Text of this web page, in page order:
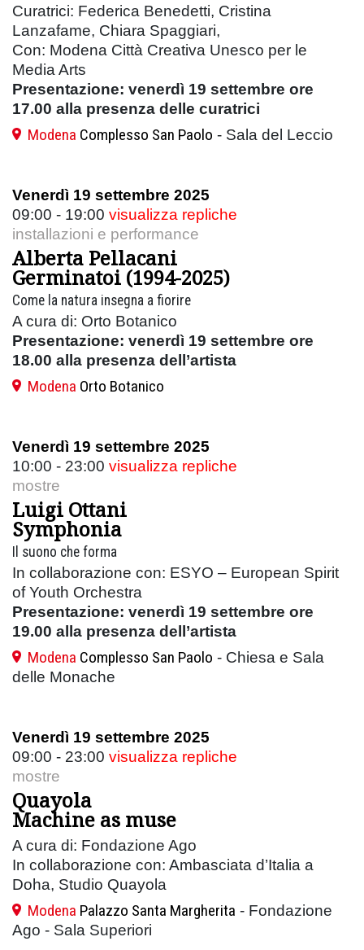
Curatrici: Federica Benedetti, Cristina
Lanzafame, Chiara Spaggiari,
Con: Modena Città Creativa Unesco per le
Media Arts
Presentazione: venerdì 19 settembre ore
17.00 alla presenza delle curatrici
Modena Complesso San Paolo - Sala del Leccio
Venerdì 19 settembre 2025
09:00 - 19:00 visualizza repliche
installazioni e performance
Alberta Pellacani
Germinatoi (1994-2025)
Come la natura insegna a fiorire
A cura di: Orto Botanico
Presentazione: venerdì 19 settembre ore
18.00 alla presenza dell’artista
Modena Orto Botanico
Venerdì 19 settembre 2025
10:00 - 23:00 visualizza repliche
mostre
Luigi Ottani
Symphonia
Il suono che forma
In collaborazione con: ESYO – European Spirit
of Youth Orchestra
Presentazione: venerdì 19 settembre ore
19.00 alla presenza dell’artista
Modena Complesso San Paolo - Chiesa e Sala
delle Monache
Venerdì 19 settembre 2025
09:00 - 23:00 visualizza repliche
mostre
Quayola
Machine as muse
A cura di: Fondazione Ago
In collaborazione con: Ambasciata d’Italia a
Doha, Studio Quayola
Modena Palazzo Santa Margherita - Fondazione
Ago - Sala Superiori